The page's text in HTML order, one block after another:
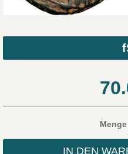
Menge
IN DEN